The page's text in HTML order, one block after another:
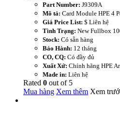
Part Number: J9309A
Mô tả: Card Module HPE 4
Giá Price List: $ Liên hệ
Tình Trạng: New Fullbox
Stock: Có sẵn hàng
Bảo Hành: 12 tháng
CO, CQ: Có đầy đủ
Xuất Xứ: Chính hãng HPE
Made in: Liên hệ
Rated 0 out of 5
Mua hàng Xem thêm Xem